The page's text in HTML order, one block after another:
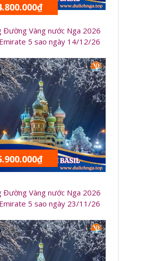
Đường Vàng nước Nga 2026
5 sao ngày 14/12/26
Đường Vàng nước Nga 2026
5 sao ngày 23/11/26